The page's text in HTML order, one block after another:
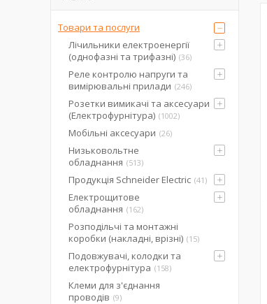
Товари та послуги
Лічильники електроенергії
(однофазні та трифазні) 36
Реле контролю напруги та
вимірювальні прилади 246
Розетки вимикачі та аксесуари
(Електрофурнітура) 1002
Мобільні аксесуари 26
Низьковольтне
обладнання
513
Продукція Schneider Electric 41
Електрощитове
обладнання
162
Розподільчі та монтажні
коробки (накладні, врізні) 15
Подовжувачі, колодки та
електрофурнітура
158
Клеми для з'єднання
проводів 9